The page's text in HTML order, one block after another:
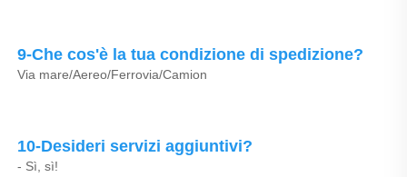
9-Che cos'è la tua condizione di spedizione?
Via mare/Aereo/Ferrovia/Camion
10-Desideri servizi aggiuntivi?
- Sì, sì!